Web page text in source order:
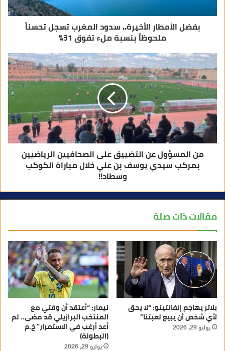
بفضل الأمطار الأخيرة.. سدود المغرب تسجل تحسناً
ملحوظاً بنسبة ملء تفوق 31%
من المسؤول عن التضييق على الصحافيين الرياضيين
بمركب سيدي يوسف بن علي خلال مباراة الكوكب
وسطاد!!
مقالات ذات صلة
بلاتر يهاجم إنفانتينو: “لا يحق
لأي شخص أن يبيع لعبتنا”
يوليو 29, 2026
نيمار: “أعتقد أن وقتي مع
المنتخب البرازيلي قد مضى.. لم
أعد أرغب في الاستمرار” خ.م
(البطولة)
يوليو 29, 2026